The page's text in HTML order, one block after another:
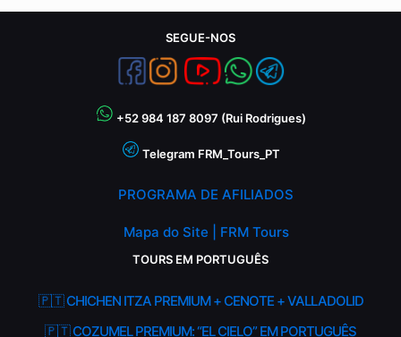
SEGUE-NOS
+52 984 187 8097 (Rui Rodrigues)
Telegram FRM_Tours_PT
PROGRAMA DE AFILIADOS
Mapa do Site | FRM Tours
TOURS EM PORTUGUÊS
🇵🇹 CHICHEN ITZA PREMIUM + CENOTE + VALLADOLID
🇵🇹 COZUMEL PREMIUM: “EL CIELO” EM PORTUGUÊS